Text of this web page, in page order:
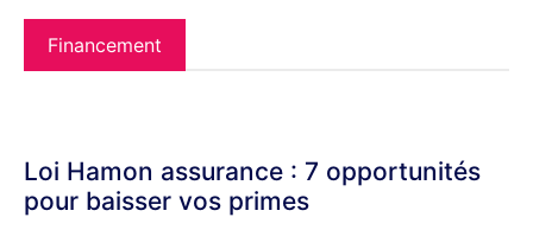
Financement
Loi Hamon assurance : 7 opportunités
pour baisser vos primes